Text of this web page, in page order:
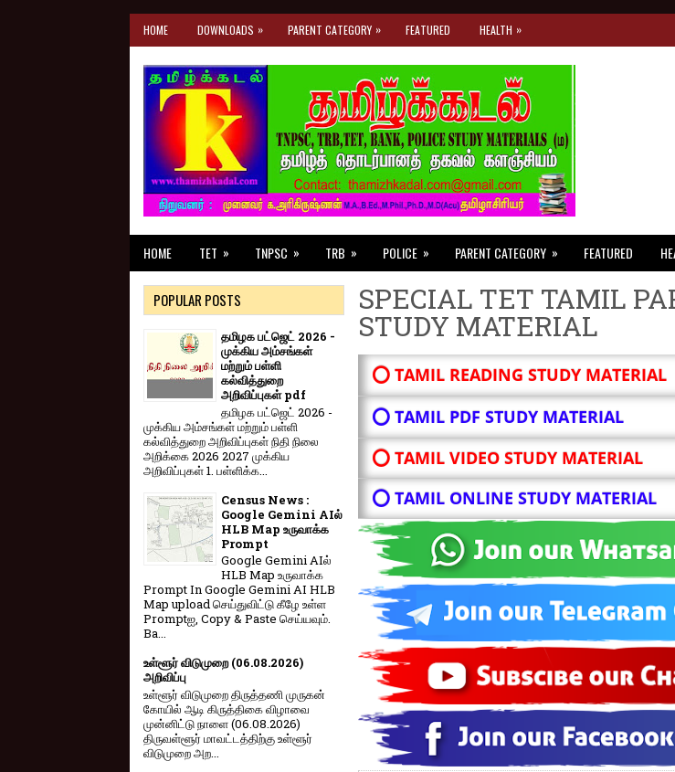
HOME DOWNLOADS » PARENT CATEGORY » FEATURED HEALTH »
HOME TET » TNPSC » TRB » POLICE » PARENT CATEGORY » FEATURED
SPECIAL TET TAMIL
STUDY MATERIAL
⭕ TAMIL READING STUDY MATERIAL
⭕ TAMIL PDF STUDY MATERIAL
⭕ TAMIL VIDEO STUDY MATERIAL
⭕ TAMIL ONLINE STUDY MATERIAL
POPULAR POSTS
தமிழக பட்ஜெட் 2026 -
முக்கிய அம்சங்கள்
மற்றும் பள்ளி
கல்வித்துறை
அறிவிப்புகள் pdf
தமிழக பட்ஜெட் 2026 -
முக்கிய அம்சங்கள் மற்றும் பள்ளி
கல்வித்துறை அறிவிப்புகள் நிதி நிலை
அறிக்கை 2026 2027 முக்கிய
அறிவிப்புகள் 1. பள்ளிக்க...
Census News :
Google Gemini AIல்
HLB Map உருவாக்க
Prompt
Google Gemini AIல்
HLB Map உருவாக்க
Prompt In Google Gemini AI HLB
Map upload செய்துவிட்டு கீழே உள்ள
Promptஐ, Copy & Paste செய்யவும்.
Ba...
உள்ளூர் விடுமுறை (06.08.2026)
அறிவிப்பு
உள்ளூர் விடுமுறை திருத்தணி முருகன்
கோயில் ஆடி கிருத்திகை விழாவை
முன்னிட்டு நாளை (06.08.2026)
திருவள்ளூர் மாவட்டத்திற்கு உள்ளூர்
விடுமுறை அற...